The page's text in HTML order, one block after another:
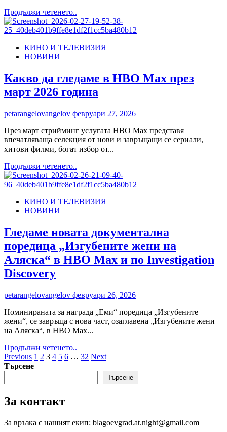
и
нови
романси
в
HBO
по
TLC
Продължи четенето..
more
about
тийзър
„Фенери“
с
участието
Кайл
Арън
Пиер
и
КИНО И ТЕЛЕВИЗИЯ
НОВИНИ
Какво да гледаме в HBO Max през
март 2026 година
petarangelovangelov февруари 27, 2026
През март стрийминг услугата HBO Max представя
впечатляваща селекция от нови и завръщащи се сериали,
хитови филми, богат избор от...
Продължи четенето..
more
about
да
HBO
Max
през
март
2026
КИНО И ТЕЛЕВИЗИЯ
НОВИНИ
Гледаме новата документална
поредица „Изгубените жени на
Аляска“ в HBO Max и по Investigation
Discovery
petarangelovangelov февруари 26, 2026
Номинираната за награда „Еми“ поредица „Изгубените
жени“, се завръща с нова част, озаглавена „Изгубените жени
на Аляска“, в HBO Max...
Продължи четенето..
more
новата
жени
Разделяне
на
публикациите
на
Previous 1 2 3 4 5 6 … 32 Next
Търсене
Търсене
За контакт
За връзка с нашият екип: blagoevgrad.at.night@gmail.com